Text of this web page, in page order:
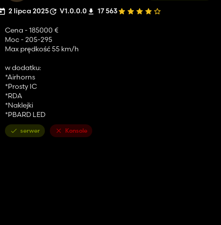
2 lipca 2025 V1.0.0.0 17 563
Cena - 185000 €
Moc - 205-295
Max prędkość 55 km/h
w dodatku:
*Airhorns
*Prosty IC
*RDA
*Naklejki
*PBARD LED
serwer Konsole